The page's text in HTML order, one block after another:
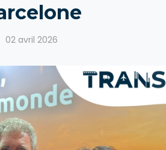
02 avril 2026